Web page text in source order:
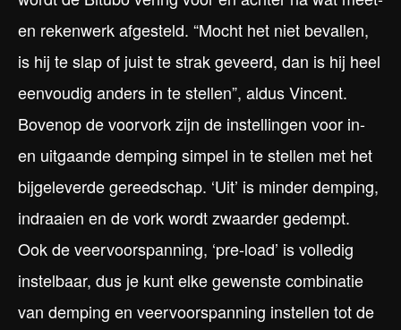
en rekenwerk afgesteld. “Mocht het niet bevallen,
is hij te slap of juist te strak geveerd, dan is hij heel
eenvoudig anders in te stellen”, aldus Vincent.
Bovenop de voorvork zijn de instellingen voor in-
en uitgaande demping simpel in te stellen met het
bijgeleverde gereedschap. ‘Uit’ is minder demping,
indraaien en de vork wordt zwaarder gedempt.
Ook de veervoorspanning, ‘pre-load’ is volledig
instelbaar, dus je kunt elke gewenste combinatie
van demping en veervoorspanning instellen tot de